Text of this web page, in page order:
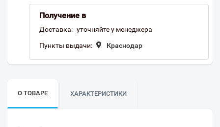
Получение в
Доставка: уточняйте у менеджера
Пункты выдачи: Краснодар
О ТОВАРЕ ХАРАКТЕРИСТИКИ